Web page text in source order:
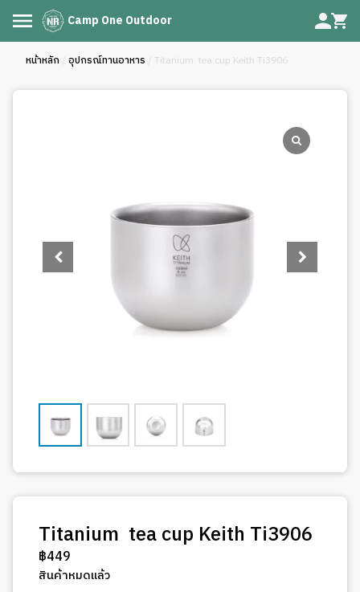
Camp One Outdoor
หน้าหลัก / อุปกรณ์ทานอาหาร / Titanium tea cup Keith Ti3906
Titanium tea cup Keith Ti3906
฿449
สินค้าหมดแล้ว